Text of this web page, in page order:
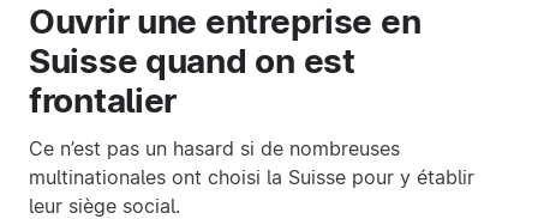
Ouvrir une entreprise en
Suisse quand on est
frontalier
Ce n’est pas un hasard si de nombreuses
multinationales ont choisi la Suisse pour y établir
leur siège social.